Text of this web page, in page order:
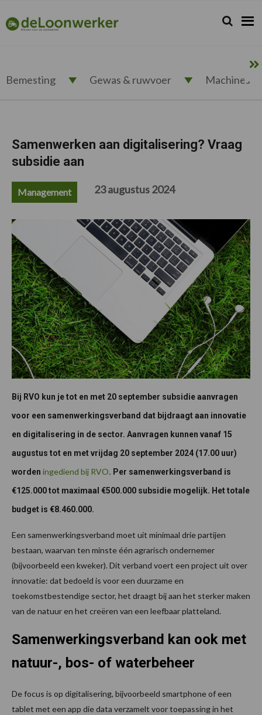
de
hoofdnavigatie
de
hoofd
de
eerste
de
voettekst
deloonwerker.nl Zoeken...
Zoek
Bemesting Gewas & ruwvoer Machines
Samenwerken aan digitalisering? Vraag
subsidie aan
Management 23 augustus 2024
Bij RVO kun je tot en met 20 september subsidie aanvragen
voor een samenwerkingsverband dat bijdraagt aan innovatie
en digitalisering in de sector. Aanvragen kunnen vanaf 15
augustus tot en met vrijdag 20 september 2024 (17.00 uur)
worden ingediend bij RVO. Per samenwerkingsverband is
€125.000 tot maximaal €500.000 subsidie mogelijk. Het totale
budget is €8.460.000.
Een samenwerkingsverband moet uit minimaal drie partijen
bestaan, waarvan ten minste één agrarisch ondernemer
(bijvoorbeeld een kweker). Dit verband voert een project uit over
innovatie: dat bedoeld is voor een duurzame en
toekomstbestendige sector, het draagt bij aan het sterker maken
van de natuur en het creëren van een leefbaar platteland.
Samenwerkingsverband kan ook met
natuur-, bos- of waterbeheer
De focus is op digitalisering, bijvoorbeeld smartphone of een
tablet met een app die data verzamelt voor toepassing in het